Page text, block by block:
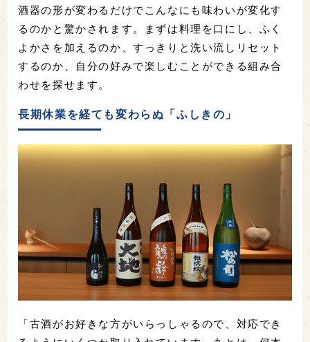
酒器の形が変わるだけでこんなにも味わいが変化す
るのかと驚かされます。まずは料理を口にし、ふく
よかさを加えるのか、すっきりと洗い流しリセット
するのか、自分の好みで楽しむことができる組み合
わせを探せます。
長期休業を経ても変わらぬ「ふしきの」
「古酒がお好きな方がいらっしゃるので、対応でき